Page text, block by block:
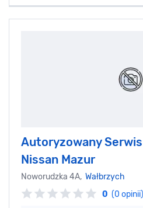
Autoryzowany Serwis
Nissan Mazur
Noworudzka 4A, Wałbrzych
0 (0 opinii)